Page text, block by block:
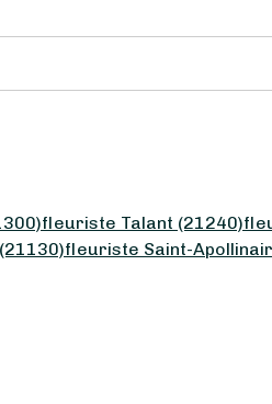
fleuriste Talant (21240)
fleuriste Saint-